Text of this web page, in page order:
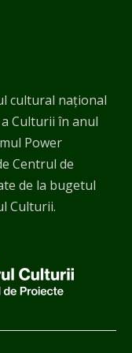
cultural național
Culturii în anul
Power
Centrul de
de la bugetul
Culturii.